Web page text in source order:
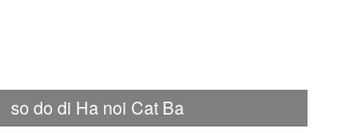
so do di Ha noi Cat Ba